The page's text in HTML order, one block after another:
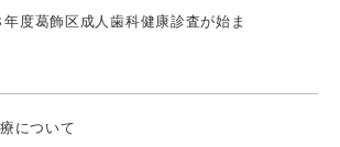
度葛飾区成人歯科健康診査が始ま
について